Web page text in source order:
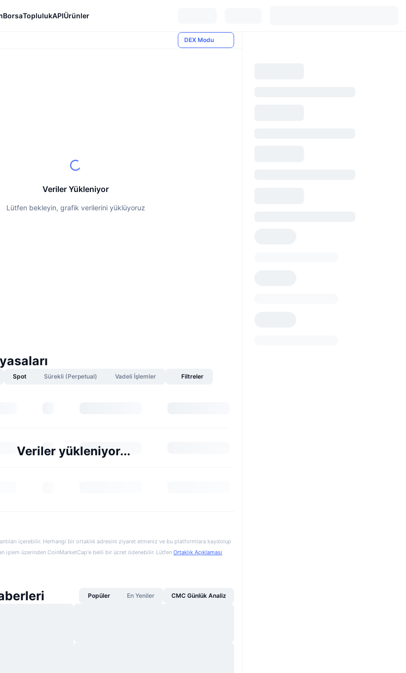
BorsaToplulukAPIÜrünler
DEX Modu
Veriler Yükleniyor
Lütfen bekleyin, grafik verilerini yüklüyoruz
Spot Sürekli (Perpetual) Vadeli İşlemler Filtreler
Veriler yükleniyor...
içerebilir. Herhangi bir ortaklık adresini ziyaret etmeniz ve bu platformlara kaydolup
işlem üzerinden CoinMarketCap'e belli bir ücret ödenebilir. Lütfen Ortaklık Açıklaması
Popüler En Yeniler CMC Günlük Analiz